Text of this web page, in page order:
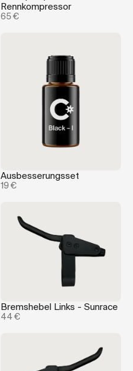
Rennkompressor
65 €
Ausbesserungsset
19 €
Bremshebel Links - Sunrace
44 €